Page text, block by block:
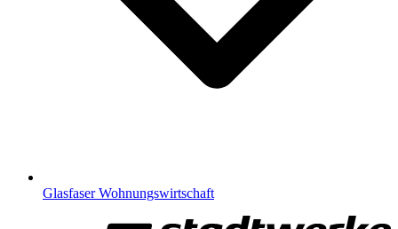
Glasfaser Wohnungswirtschaft